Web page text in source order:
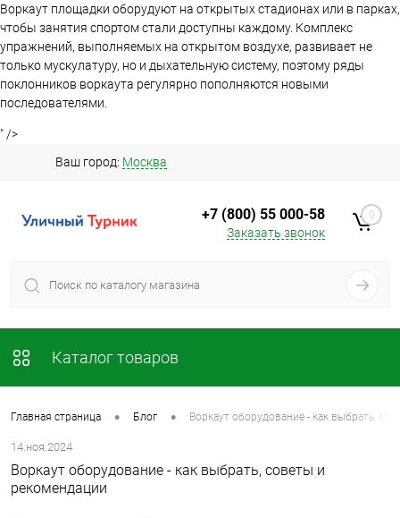
Воркаут площадки оборудуют на открытых стадионах или в парках,
чтобы занятия спортом стали доступны каждому. Комплекс
упражнений, выполняемых на открытом воздухе, развивает не
только мускулатуру, но и дыхательную систему, поэтому ряды
поклонников воркаута регулярно пополняются новыми
последователями.
" />
Ваш город: Москва
+7 (800) 55 000-58
Заказать звонок
0
Каталог товаров
Главная страница • Блог • Воркаут оборудование - как выбрать,
14.ноя.2024
Воркаут оборудование - как выбрать, советы и
рекомендации